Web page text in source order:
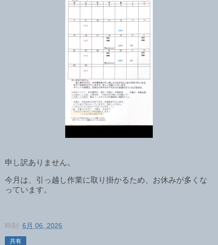
申し訳ありません。
今月は、引っ越し作業に取り掛かるため、お休みが多くな
っています。
時刻: 6月 06, 2026
共有